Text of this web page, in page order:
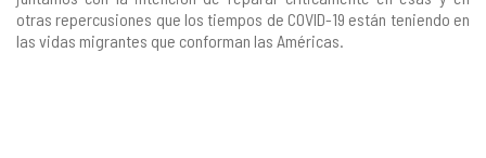
otras repercusiones que los tiempos de COVID-19 están teniendo en
las vidas migrantes que conforman las Américas.